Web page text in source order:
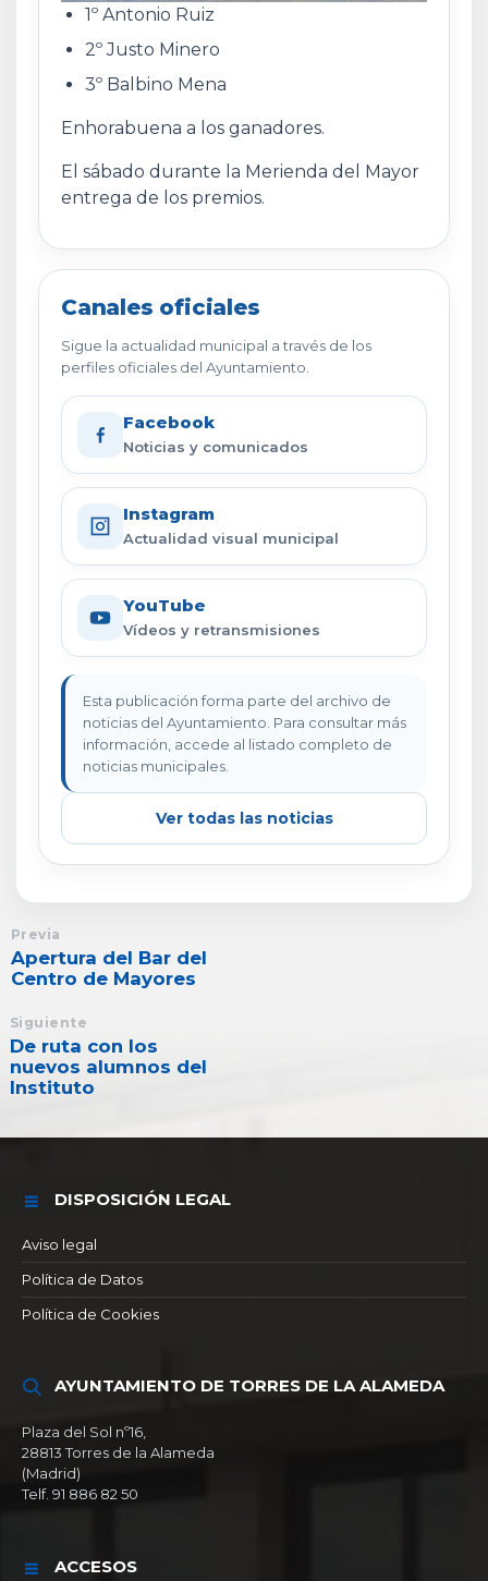
1º Antonio Ruiz
2º Justo Minero
3º Balbino Mena
Enhorabuena a los ganadores.
El sábado durante la Merienda del Mayor
entrega de los premios.
Canales oficiales
Sigue la actualidad municipal a través de los
perfiles oficiales del Ayuntamiento.
Facebook
Noticias y comunicados
Instagram
Actualidad visual municipal
YouTube
Vídeos y retransmisiones
Esta publicación forma parte del archivo de
noticias del Ayuntamiento. Para consultar más
información, accede al listado completo de
noticias municipales.
Ver todas las noticias
Previa
Apertura del Bar del
Centro de Mayores
Siguiente
De ruta con los
nuevos alumnos del
Instituto
DISPOSICIÓN LEGAL
Aviso legal
Política de Datos
Política de Cookies
AYUNTAMIENTO DE TORRES DE LA ALAMEDA
Plaza del Sol nº16,
28813 Torres de la Alameda
(Madrid)
Telf. 91 886 82 50
ACCESOS